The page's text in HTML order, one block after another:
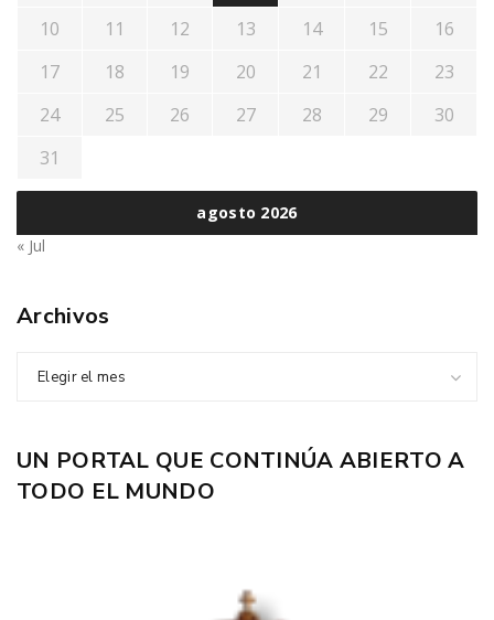
agosto 2026
10 11 12 13 14 15
16
17
18 19 20 21 22
23
24
25 26 27 28 29
30
31
« Jul
Archivos
Elegir el mes
UN PORTAL QUE CONTINÚA ABIERTO A
TODO EL MUNDO